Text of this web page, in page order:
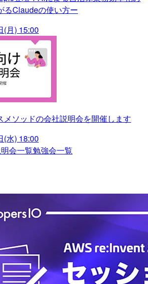
るClaudeの使い方ー
(月) 15:00
メソッドの会社説明会を開催します
(水) 18:00
会一覧勉強会一覧